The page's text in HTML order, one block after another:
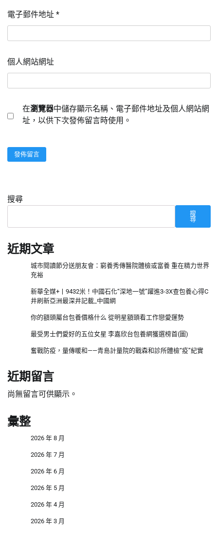
電子郵件地址 *
個人網站網址
在瀏覽器中儲存顯示名稱、電子郵件地址及個人網站網
址，以供下次發佈留言時使用。
搜尋
搜
尋
近期文章
城市閱讀節分送朋友會：窮養秀傳醫院體檢或富養 重在精力世界
充裕
新華全媒+丨9432米！中國石化“深地一號”躍進3-3X查包養心得C
井刷新亞洲最深井記載_中國網
你的額頭屬台包養價格什么 從明星額頭看工作戀愛運勢
最受男士們愛好的五位女星 李嘉欣台包養網獲選榜首(圖)
奮戰防疫，量傳暖和——青島計量院的戰森和診所體檢“疫”紀實
近期留言
尚無留言可供顯示。
彙整
2026 年 8 月
2026 年 7 月
2026 年 6 月
2026 年 5 月
2026 年 4 月
2026 年 3 月